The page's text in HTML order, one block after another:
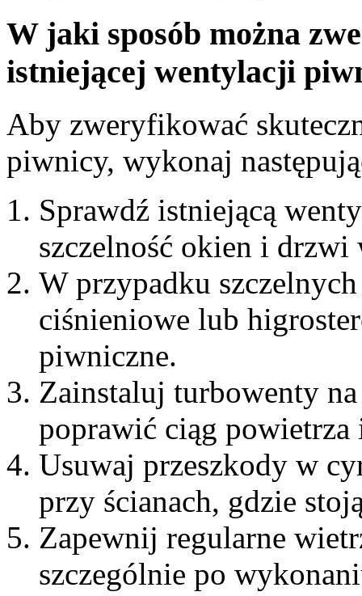
W jaki sposób można
istniejącej wentylacji
Aby zweryfikować
piwnicy, wykonaj
Sprawdź istniejącą
szczelność okien i
W przypadku
ciśnieniowe lub
piwniczne.
Zainstaluj turbowenty
poprawić ciąg
Usuwaj przeszkody w
przy ścianach, gdzie
Zapewnij regularne
szczególnie po